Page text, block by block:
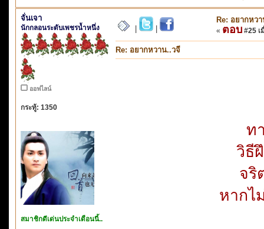
จั่นเจา
นักกลอนระดับเพชรน้ำหนึ่ง
ออฟไลน์
กระทู้: 1350
สมาชิกดีเด่นประจำเดือนนี้..
Re: อยากหว
« ตอบ #25 เ
Re: อยากหวาน..วจี
ท
วิธี
จริ
หากไ